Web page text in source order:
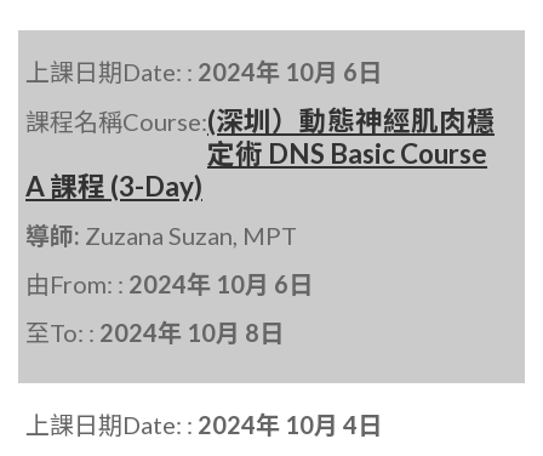
上課日期Date: : 2024年 10月 6日
課程名稱Course:(深圳）動態神經肌肉穩
定術 DNS Basic Course
A 課程 (3-Day)
導師: Zuzana Suzan, MPT
由From: : 2024年 10月 6日
至To: : 2024年 10月 8日
上課日期Date: : 2024年 10月 4日